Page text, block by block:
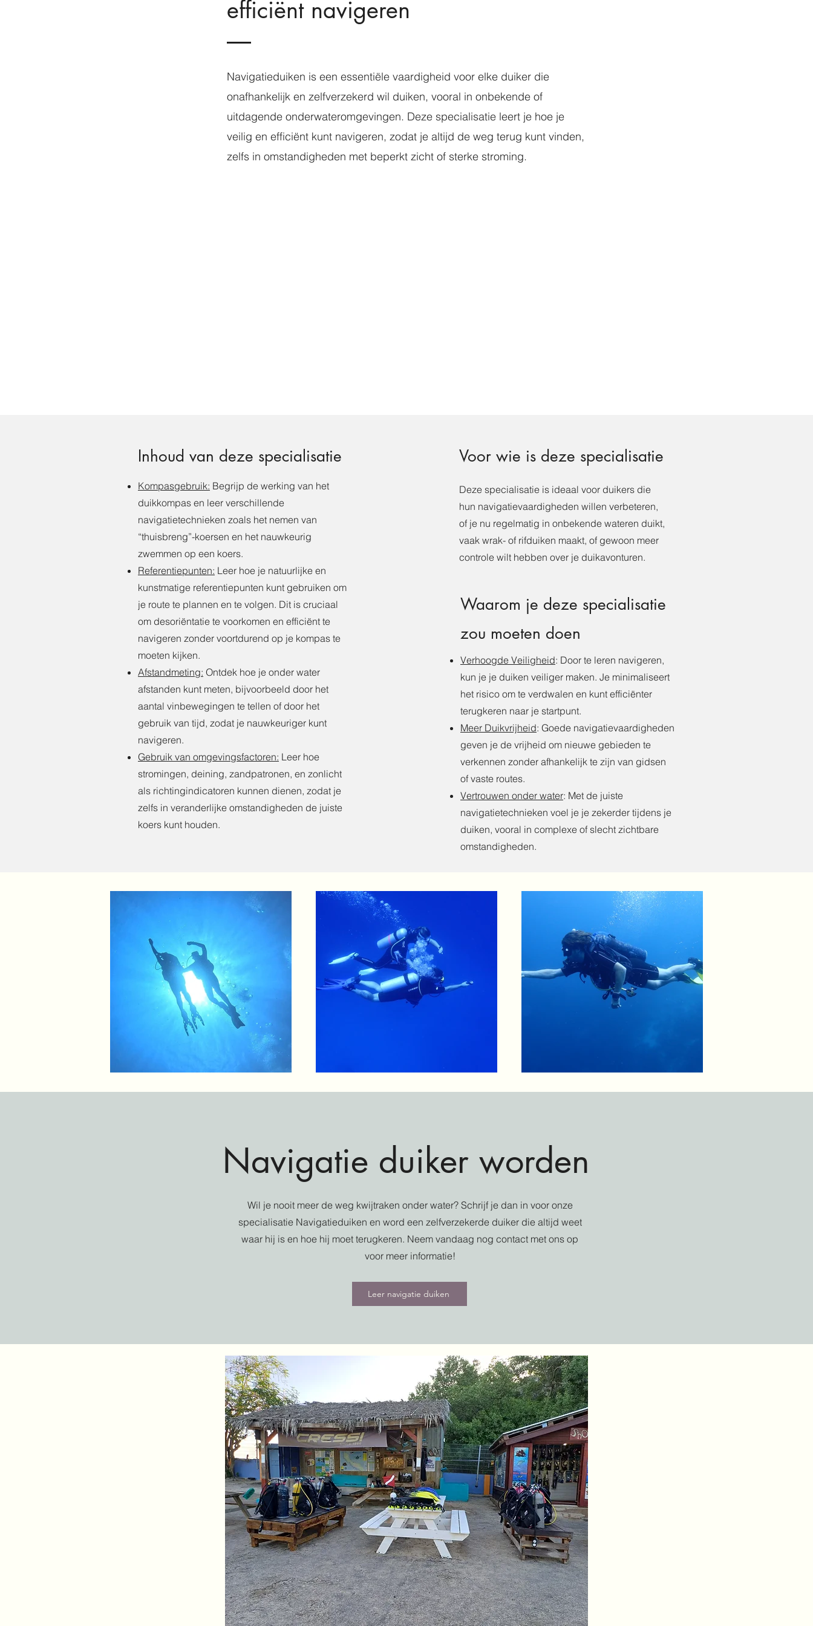
efficiënt navigeren
Navigatieduiken is een essentiële vaardigheid voor elke duiker die
onafhankelijk en zelfverzekerd wil duiken, vooral in onbekende of
uitdagende onderwateromgevingen. Deze specialisatie leert je hoe je
veilig en efficiënt kunt navigeren, zodat je altijd de weg terug kunt vinden,
zelfs in omstandigheden met beperkt zicht of sterke stroming.
Inhoud van deze specialisatie
Kompasgebruik: Begrijp de werking van het
duikkompas en leer verschillende
navigatietechnieken zoals het nemen van
“thuisbreng”-koersen en het nauwkeurig
zwemmen op een koers.
Referentiepunten: Leer hoe je natuurlijke en
kunstmatige referentiepunten kunt gebruiken om
je route te plannen en te volgen. Dit is cruciaal
om desoriëntatie te voorkomen en efficiënt te
navigeren zonder voortdurend op je kompas te
moeten kijken.
Afstandmeting: Ontdek hoe je onder water
afstanden kunt meten, bijvoorbeeld door het
aantal vinbewegingen te tellen of door het
gebruik van tijd, zodat je nauwkeuriger kunt
navigeren.
Gebruik van omgevingsfactoren: Leer hoe
stromingen, deining, zandpatronen, en zonlicht
als richtingindicatoren kunnen dienen, zodat je
zelfs in veranderlijke omstandigheden de juiste
koers kunt houden.
Voor wie is deze specialisatie
Deze specialisatie is ideaal voor duikers die
hun navigatievaardigheden willen verbeteren,
of je nu regelmatig in onbekende wateren duikt,
vaak wrak- of rifduiken maakt, of gewoon meer
controle wilt hebben over je duikavonturen.
Waarom je deze specialisatie
zou moeten doen
Verhoogde Veiligheid: Door te leren navigeren,
kun je je duiken veiliger maken. Je minimaliseert
het risico om te verdwalen en kunt efficiënter
terugkeren naar je startpunt.
Meer Duikvrijheid: Goede navigatievaardigheden
geven je de vrijheid om nieuwe gebieden te
verkennen zonder afhankelijk te zijn van gidsen
of vaste routes.
Vertrouwen onder water: Met de juiste
navigatietechnieken voel je je zekerder tijdens je
duiken, vooral in complexe of slecht zichtbare
omstandigheden.
Navigatie duiker worden
Wil je nooit meer de weg kwijtraken onder water? Schrijf je dan in voor onze
specialisatie Navigatieduiken en word een zelfverzekerde duiker die altijd weet
waar hij is en hoe hij moet terugkeren. Neem vandaag nog contact met ons op
voor meer informatie!
Leer navigatie duiken